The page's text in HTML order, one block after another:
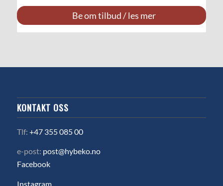
Be om tilbud / les mer
KONTAKT OSS
Tlf: +47 355 085 00
e-post: post@hybeko.no
Facebook
Instagram